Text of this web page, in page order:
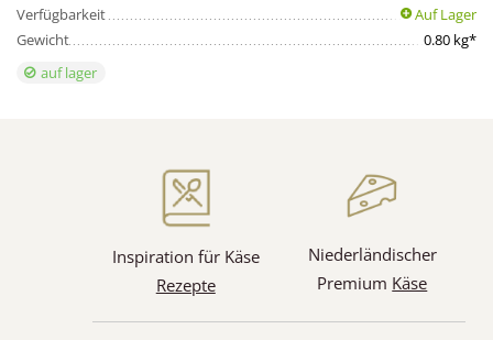
Verfügbarkeit
Auf Lager
Gewicht
0.80 kg*
auf lager
Inspiration für Käse
Rezepte
Niederländischer
Premium Käse